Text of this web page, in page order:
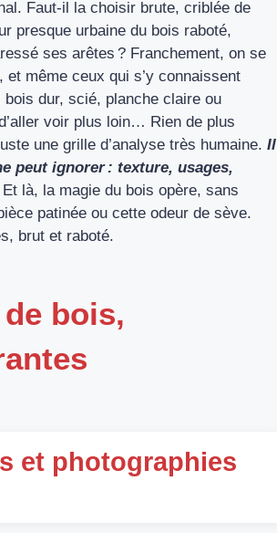
Faut-il la choisir brute, criblée de
presque urbaine du bois raboté,
ses arêtes ? Franchement, on se
même ceux qui s’y connaissent
dur, scié, planche claire ou
voir plus loin… Rien de plus
une grille d’analyse très humaine. Il
peut ignorer : texture, usages,
Et là, la magie du bois opère, sans
patinée ou cette odeur de sève.
brut et raboté.
bois,
et photographies